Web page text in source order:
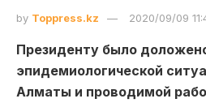
by Toppress.kz 2020/09/09
Президенту было
эпидемиологической
Алматы и проводимой